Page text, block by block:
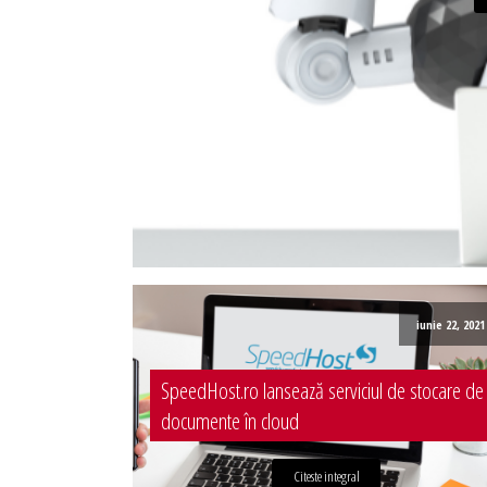
iunie 22, 2021
SpeedHost.ro lansează serviciul de stocare de
documente în cloud
Citeste integral